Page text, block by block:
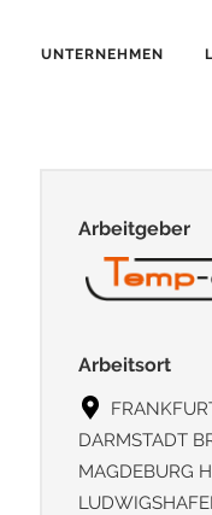
UNTERNEHMEN
Arbeitgeber
Arbeitsort
DARMSTADT
MAGDEBURG